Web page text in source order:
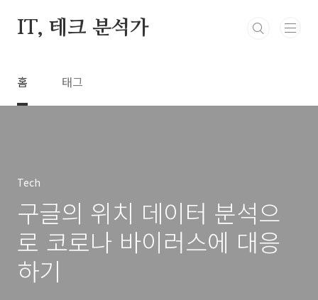
IT, 테크 분석가
홈 태그
Tech
구글의 위치 데이터 분석으
로 코로나 바이러스에 대응
하기